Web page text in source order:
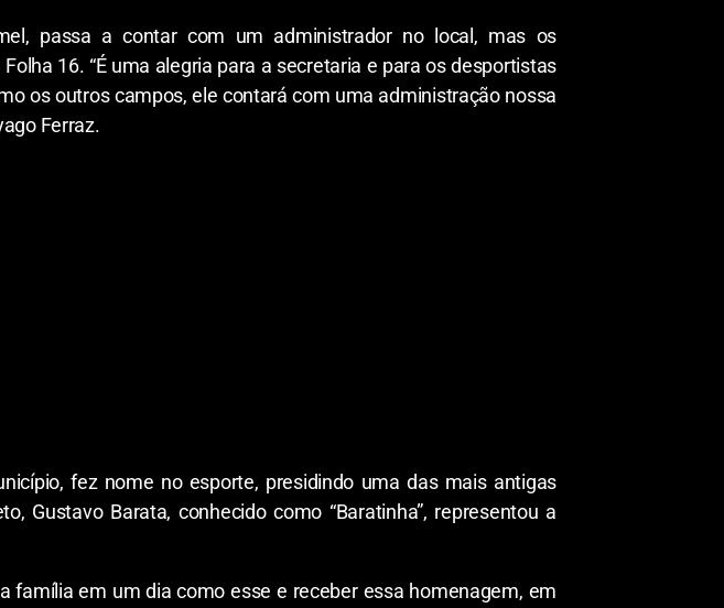
passa a contar com um administrador no local, mas os
16. “É uma alegria para a secretaria e para os desportistas
os outros campos, ele contará com uma administração nossa
Ferraz.
fez nome no esporte, presidindo uma das mais antigas
Gustavo Barata, conhecido como “Baratinha”, representou a
família em um dia como esse e receber essa homenagem, em